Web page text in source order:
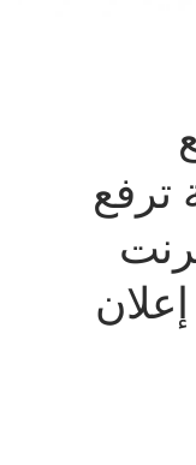
ترفع